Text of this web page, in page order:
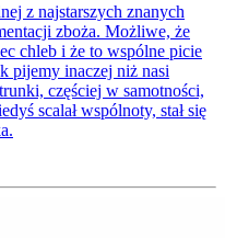
z najstarszych znanych
zboża. Możliwe, że
chleb i że to wspólne picie
pijemy inaczej niż nasi
częściej w samotności,
scalał wspólnoty, stał się